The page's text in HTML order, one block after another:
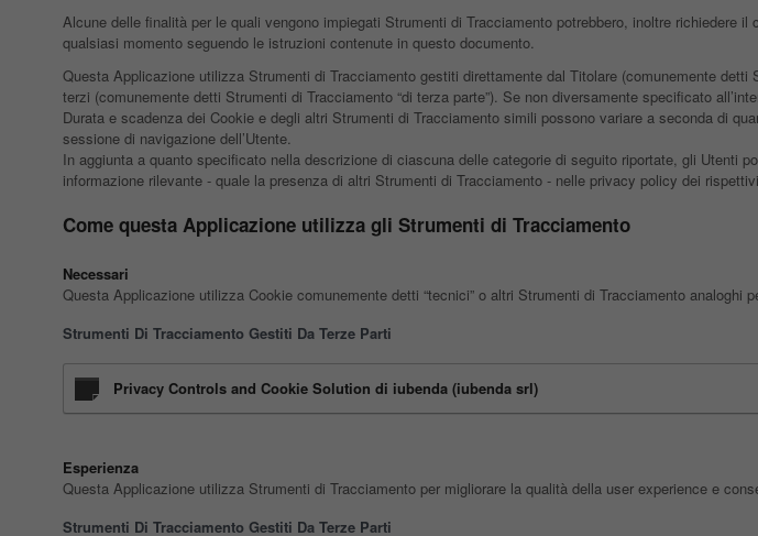
Alcune delle finalità per le quali vengono impiegati Strumenti di Tracciamento potrebbero, inoltre richiedere
qualsiasi momento seguendo le istruzioni contenute in questo documento.
Questa Applicazione utilizza Strumenti di Tracciamento gestiti direttamente dal Titolare (comunemente
terzi (comunemente detti Strumenti di Tracciamento “di terza parte”). Se non diversamente specificato
Durata e scadenza dei Cookie e degli altri Strumenti di Tracciamento simili possono variare a seconda di
sessione di navigazione dell’Utente.
In aggiunta a quanto specificato nella descrizione di ciascuna delle categorie di seguito riportate, gli Utenti
informazione rilevante - quale la presenza di altri Strumenti di Tracciamento - nelle privacy policy dei
Come questa Applicazione utilizza gli Strumenti di Tracciamento
Necessari
Questa Applicazione utilizza Cookie comunemente detti “tecnici” o altri Strumenti di Tracciamento
Strumenti Di Tracciamento Gestiti Da Terze Parti
Privacy Controls and Cookie Solution di iubenda (iubenda srl)
Esperienza
Questa Applicazione utilizza Strumenti di Tracciamento per migliorare la qualità della user experience e
Strumenti Di Tracciamento Gestiti Da Terze Parti